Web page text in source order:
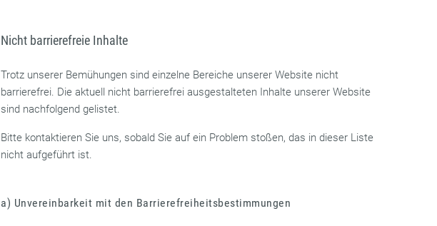
Nicht barrierefreie Inhalte
Trotz unserer Bemühungen sind einzelne Bereiche unserer Website nicht
barrierefrei. Die aktuell nicht barrierefrei ausgestalteten Inhalte unserer Website
sind nachfolgend gelistet.
Bitte kontaktieren Sie uns, sobald Sie auf ein Problem stoßen, das in dieser Liste
nicht aufgeführt ist.
a) Unvereinbarkeit mit den Barrierefreiheitsbestimmungen